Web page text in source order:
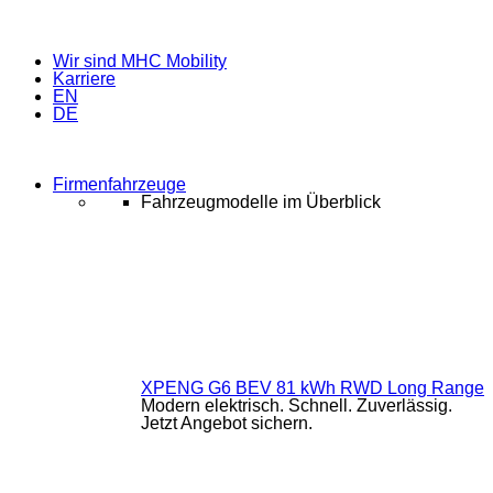
Wir sind MHC Mobility
Karriere
EN
DE
Firmenfahrzeuge
Fahrzeugmodelle im Überblick
XPENG G6 BEV 81 kWh RWD Long Range
Modern elektrisch. Schnell. Zuverlässig.
Jetzt Angebot sichern.